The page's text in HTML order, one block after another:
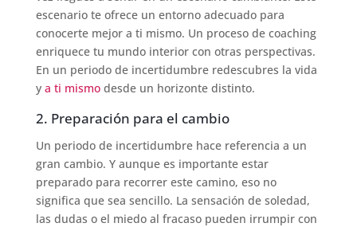
escenario te ofrece un entorno adecuado para
conocerte mejor a ti mismo. Un proceso de coaching
enriquece tu mundo interior con otras perspectivas.
En un periodo de incertidumbre redescubres la vida
y a ti mismodesde un horizonte distinto.
2. Preparación para el cambio
Un periodo de incertidumbre hace referencia a un
gran cambio. Y aunque es importante estar
preparado para recorrer este camino, eso no
significa que sea sencillo. La sensación de soledad,
las dudas o el miedo al fracaso pueden irrumpir con